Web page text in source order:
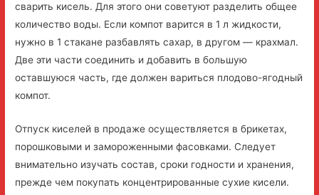
сварить кисель. Для этого они советуют разделить общее
количество воды. Если компот варится в 1 л жидкости,
нужно в 1 стакане разбавлять сахар, в другом — крахмал.
Две эти части соединить и добавить в большую
оставшуюся часть, где должен вариться плодово-ягодный
компот.
Отпуск киселей в продаже осуществляется в брикетах,
порошковыми и замороженными фасовками. Следует
внимательно изучать состав, сроки годности и хранения,
прежде чем покупать концентрированные сухие кисели.